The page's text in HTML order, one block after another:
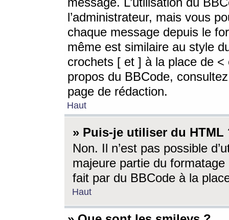
l’administrateur, mais vous
chaque message depuis le
même est similaire au style
crochets [ et ] à la place de <
propos du BBCode,
page de rédaction.
Haut
» Puis-je utiliser du HTML
Non. Il n’est pas possible
majeure partie du
fait par du BBCode à la
Haut